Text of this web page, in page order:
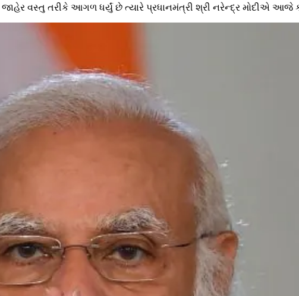
જાહેર વસ્તુ તરીકે આગળ ધર્યું છે ત્યારે પ્રધાનમંત્રી શ્રી નરેન્દ્ર મોદીએ